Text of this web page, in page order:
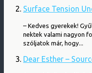
Surface Tension
– Kedves gyerekek!
nektek valami nagyon
szóljatok már, hogy...
Dear Esther –